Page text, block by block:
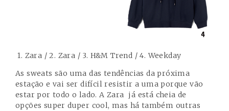
1. Zara / 2. Zara / 3. H&M Trend / 4. Weekday
As sweats são uma das tendências da próxima
estação e vai ser difícil resistir a uma porque vão
estar por todo o lado. A Zara já está cheia de
opções super duper cool, mas há também outras